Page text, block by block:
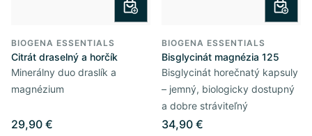
BIOGENA ESSENTIALS
Citrát draselný a horčík
Minerálny duo draslík a
magnézium
29,90 €
BIOGENA ESSENTIALS
Bisglycinát magnézia 125
Bisglycinát horečnatý kapsuly
– jemný, biologicky dostupný
a dobre stráviteľný
34,90 €